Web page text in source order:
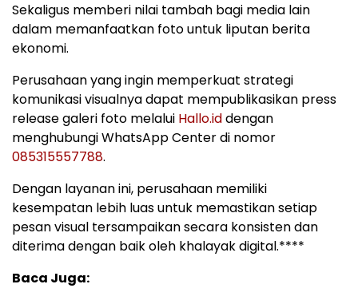
Sekaligus memberi nilai tambah bagi media lain
dalam memanfaatkan foto untuk liputan berita
ekonomi.
Perusahaan yang ingin memperkuat strategi
komunikasi visualnya dapat mempublikasikan press
release galeri foto melalui Hallo.iddengan
menghubungi WhatsApp Center di nomor
085315557788.
Dengan layanan ini, perusahaan memiliki
kesempatan lebih luas untuk memastikan setiap
pesan visual tersampaikan secara konsisten dan
diterima dengan baik oleh khalayak digital.****
Baca Juga: